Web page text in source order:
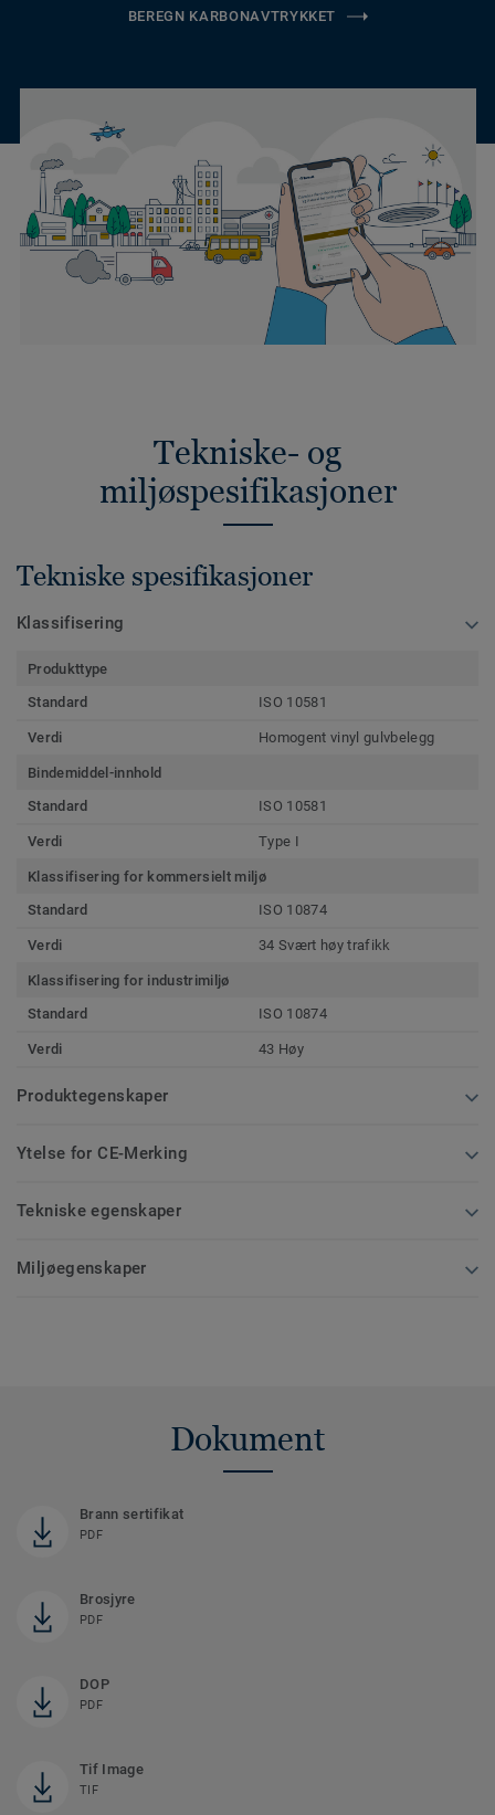
BEREGN KARBONAVTRYKKET
Tekniske- og
miljøspesifikasjoner
Tekniske spesifikasjoner
Klassifisering
Produkttype
Standard
ISO 10581
Verdi Homogent vinyl gulvbelegg
Bindemiddel-innhold
Standard
ISO 10581
Verdi Type I
Klassifisering for kommersielt miljø
Standard
ISO 10874
Verdi 34 Svært høy trafikk
Klassifisering for industrimiljø
Standard
ISO 10874
Verdi 43 Høy
Produktegenskaper
Ytelse for CE-Merking
Tekniske egenskaper
Miljøegenskaper
Dokument
Brann sertifikat
PDF
Brosjyre
PDF
DOP
PDF
Tif Image
TIF